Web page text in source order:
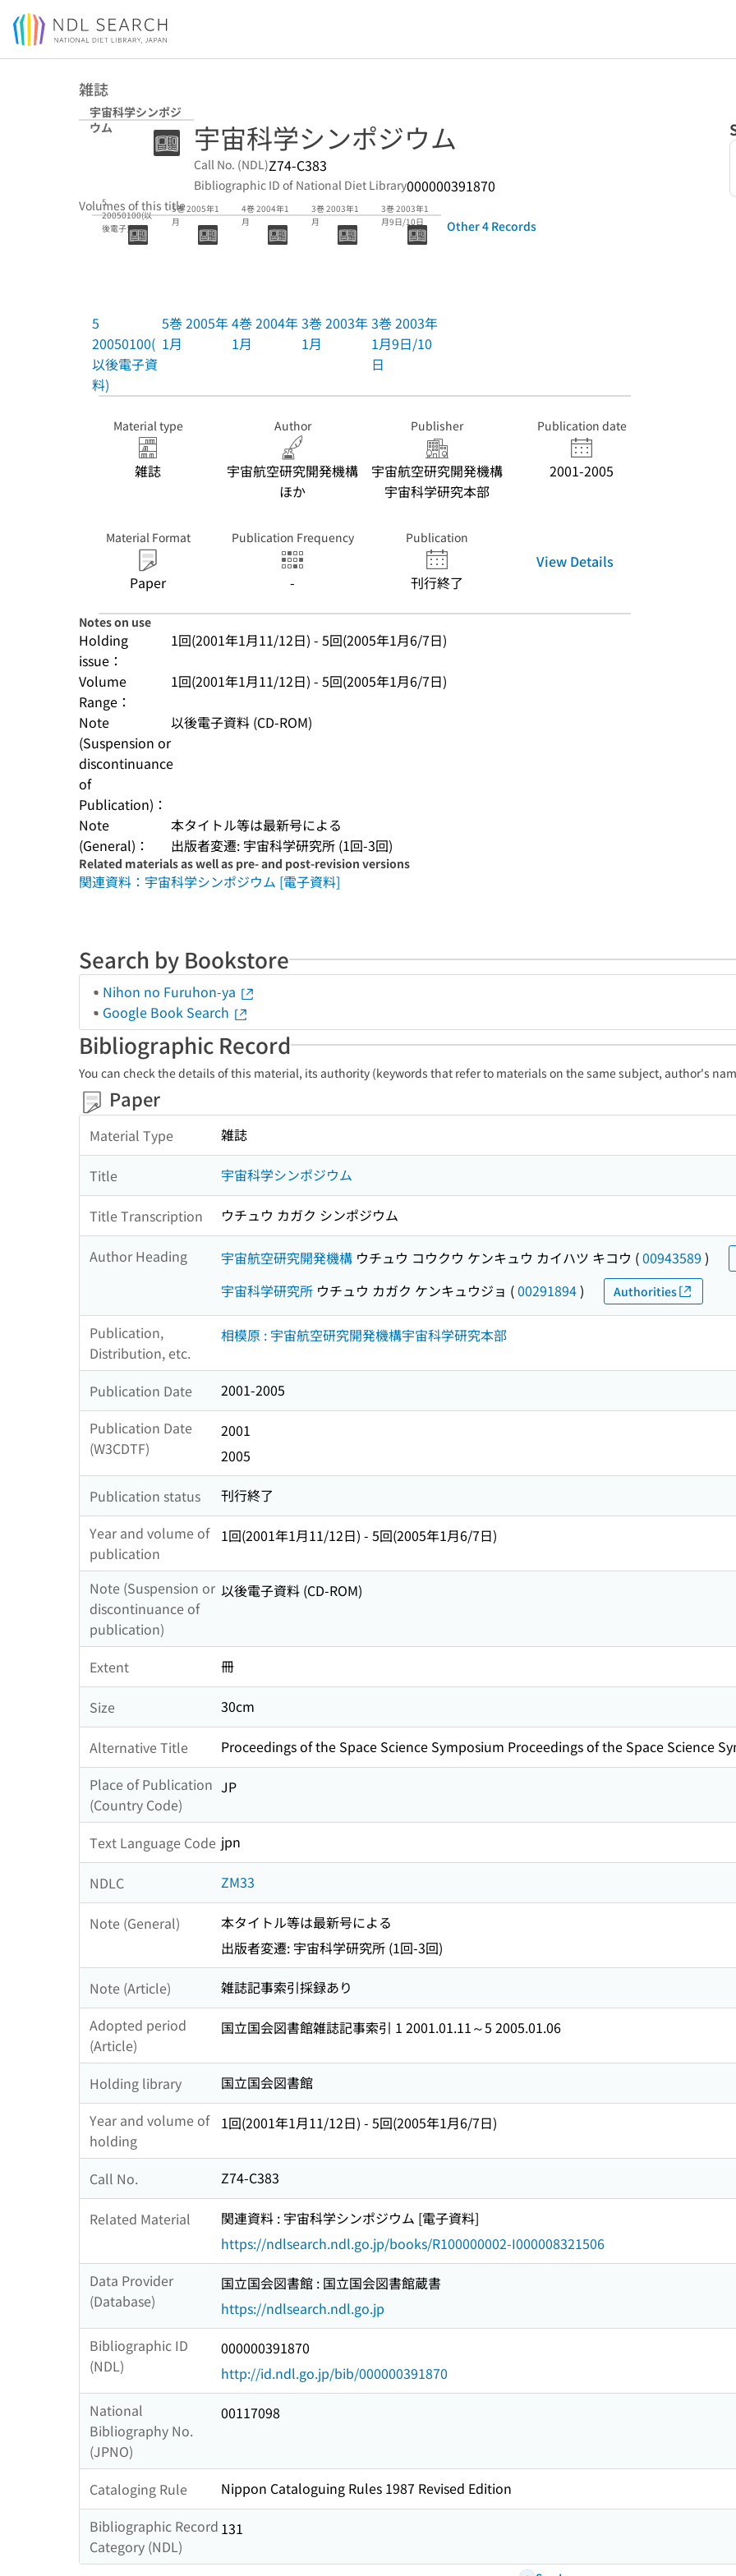
Jump to main content
雑誌
宇宙科学シンポジ
ウム
宇宙科学シンポジウム
Call No. (NDL)Z74-C383
Bibliographic ID of National Diet Library000000391870
Volumes of this title
5
20050100(以
後電子資料)
5
20050100(
以後電子資
料)
5巻 2005年1
月
5巻 2005年
1月
4巻 2004年1
月
4巻 2004年
1月
3巻 2003年1
月
3巻 2003年
1月
3巻 2003年1
月9日/10日
3巻 2003年
1月9日/10
日
Other 4 Records
Material type
雑誌
Author
宇宙航空研究開発機構
ほか
Publisher
宇宙航空研究開発機構
宇宙科学研究本部
Publication date
2001-2005
Material Format
Paper
Publication Frequency
-
Publication
刊行終了
View Details
Notes on use
Holding
issue：
1回(2001年1月11/12日) - 5回(2005年1月6/7日)
Volume
Range：
1回(2001年1月11/12日) - 5回(2005年1月6/7日)
Note
(Suspension or
discontinuance
of
Publication)：
以後電子資料 (CD-ROM)
Note
(General)：
本タイトル等は最新号による
出版者変遷: 宇宙科学研究所 (1回-3回)
Related materials as well as pre- and post-revision versions
関連資料：宇宙科学シンポジウム [電子資料]
Search by Bookstore
Nihon no Furuhon-ya
Google Book Search
Bibliographic Record
You can check the details of this material, its authority (keywords that refer to materials on the same subject, author's
Paper
Material Type 雑誌
Title 宇宙科学シンポジウム
Title Transcription ウチュウ カガク シンポジウム
Author Heading 宇宙航空研究開発機構 ウチュウ コウクウ ケンキュウ カイハツ キコウ (00943589 )
宇宙科学研究所 ウチュウ カガク ケンキュウジョ (00291894) Authorities
Publication,
Distribution, etc.
相模原 : 宇宙航空研究開発機構宇宙科学研究本部
Publication Date
2001-2005
Publication Date
(W3CDTF)
2001
2005
Publication status
刊行終了
Year and volume of
publication
1回(2001年1月11/12日) - 5回(2005年1月6/7日)
Note (Suspension or
discontinuance of
publication)
以後電子資料 (CD-ROM)
Extent 冊
Size 30cm
Alternative Title
Proceedings of the Space Science Symposium Proceedings of the Space Science
Place of Publication
(Country Code)
JP
Text Language Code jpn
NDLC ZM33
Note (General)
本タイトル等は最新号による
出版者変遷: 宇宙科学研究所 (1回-3回)
Note (Article)
雑誌記事索引採録あり
Adopted period
(Article)
国立国会図書館雑誌記事索引 1 2001.01.11～5 2005.01.06
Holding library
国立国会図書館
Year and volume of
holding
1回(2001年1月11/12日) - 5回(2005年1月6/7日)
Call No. Z74-C383
Related Material
関連資料 : 宇宙科学シンポジウム [電子資料]
https://ndlsearch.ndl.go.jp/books/R100000002-I000008321506
Data Provider
(Database)
国立国会図書館 : 国立国会図書館蔵書
https://ndlsearch.ndl.go.jp
Bibliographic ID
(NDL)
000000391870
http://id.ndl.go.jp/bib/000000391870
National
Bibliography No.
(JPNO)
00117098
Cataloging Rule
Nippon Cataloguing Rules 1987 Revised Edition
Bibliographic Record
Category (NDL)
131